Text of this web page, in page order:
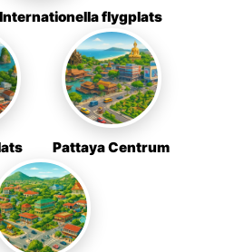
flygplats
Pattaya Centrum